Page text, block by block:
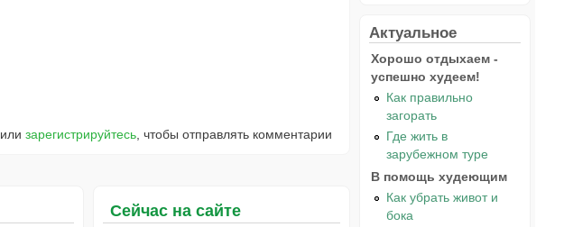
илизарегистрируйтесь , чтобы отправлять комментарии
Сейчас на сайте
Актуальное
Хорошо отдыхаем -
успешно худеем!
Как правильно
загорать
Где жить в
зарубежном туре
В помощь худеющим
Как убрать живот и
бока